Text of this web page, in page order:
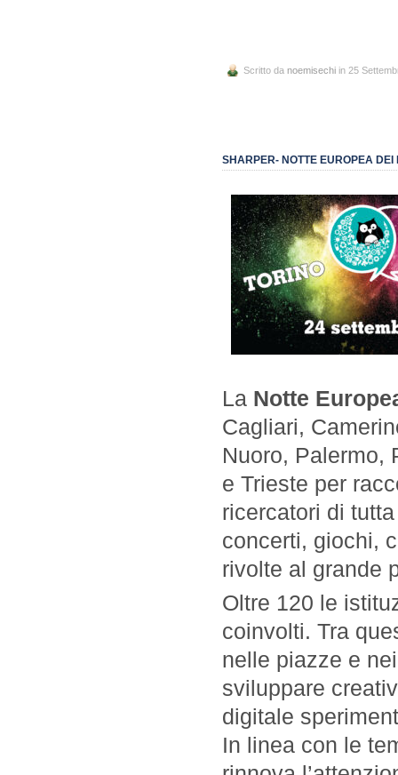
Scritto da noemisechi in 25
SHARPER- NOTTE EUROPEA DEI
La Notte
Cagliari,
Nuoro, Palermo,
e Trieste per
ricercatori di
concerti, giochi,
rivolte al grande
Oltre 120 le
coinvolti. Tra
nelle piazze e
sviluppare
digitale
In linea con le